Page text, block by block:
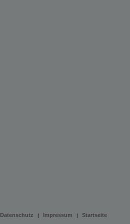
Datenschutz | Impressum | Startseite